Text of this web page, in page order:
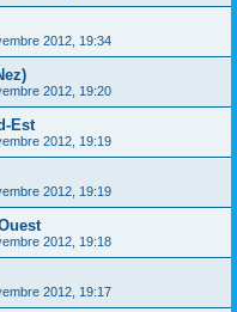
2012, 19:34
2012, 19:20
Est
2012, 19:19
2012, 19:19
2012, 19:18
2012, 19:17